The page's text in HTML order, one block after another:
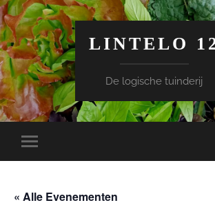
LINTELO
De logische tuinderij
mobiel
« Alle Evenementen